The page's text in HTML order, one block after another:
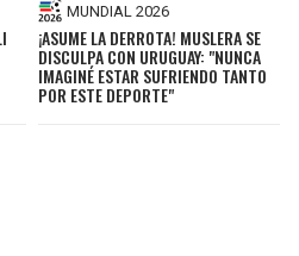
MUNDIAL 2026
¡ASUME LA DERROTA! MUSLERA SE
DISCULPA CON URUGUAY: "NUNCA
IMAGINÉ ESTAR SUFRIENDO TANTO
POR ESTE DEPORTE"